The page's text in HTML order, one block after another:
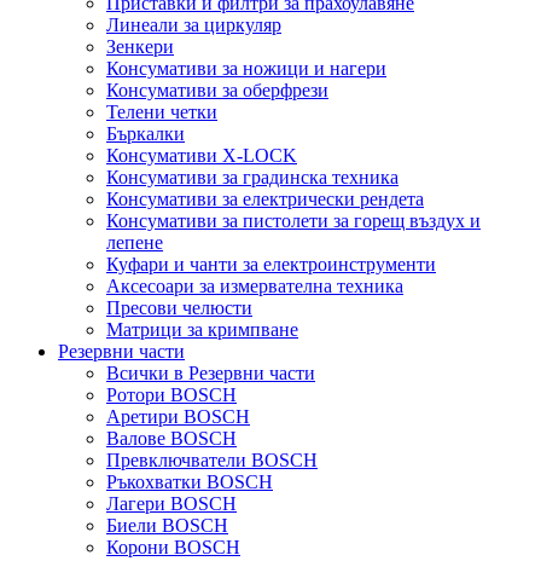
Линеали за циркуляр
Зенкери
Консумативи за ножици и нагери
Консумативи за оберфрези
Телени четки
Бъркалки
Консумативи X-LOCK
Консумативи за градинска техника
Консумативи за електрически рендета
Консумативи за пистолети за горещ въздух и
лепене
Куфари и чанти за електроинструменти
Аксесоари за измервателна техника
Пресови челюсти
Матрици за кримпване
Резервни части
Всички в Резервни части
Ротори BOSCH
Аретири BOSCH
Валове BOSCH
Превключватели BOSCH
Ръкохватки BOSCH
Лагери BOSCH
Биели BOSCH
Корони BOSCH